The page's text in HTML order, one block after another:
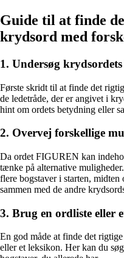
Guide til at finde
krydsord med
1. Undersøg
Første skridt til at finde det
de ledetråde, der er angivet i
hint om ordets betydning eller
2. Overvej forskellige
Da ordet FIGUREN kan
tænke på alternative
flere bogstaver i starten, midten
sammen med de andre
3. Brug en ordliste eller
En god måde at finde det
eller et leksikon. Her kan du